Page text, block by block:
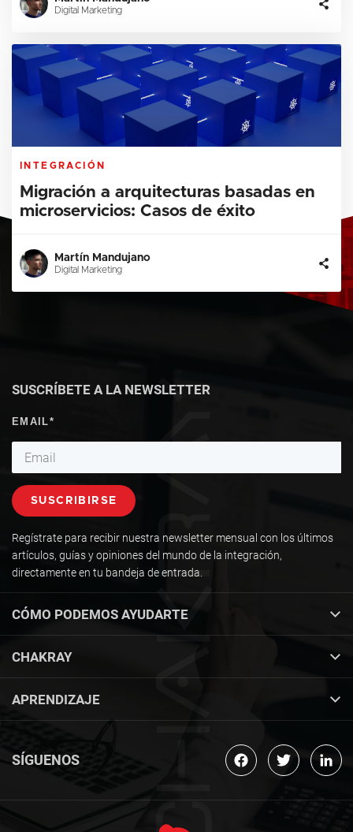
Digital Marketing
INTEGRACIÓN
Migración a arquitecturas basadas en
microservicios: Casos de éxito
Martín Mandujano
Digital Marketing
CÓMO PODEMOS AYUDARTE
CHAKRAY
APRENDIZAJE
SUSCRÍBETE A LA NEWSLETTER
Regístrate para recibir nuestra newsletter mensual con los últimos
artículos, guías y opiniones del mundo de la integración,
directamente en tu bandeja de entrada.
SÍGUENOS